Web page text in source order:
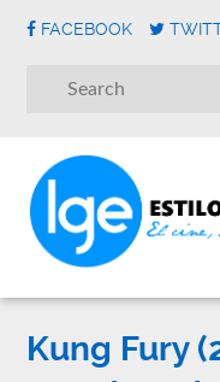
FACEBOOK
Kung Fury